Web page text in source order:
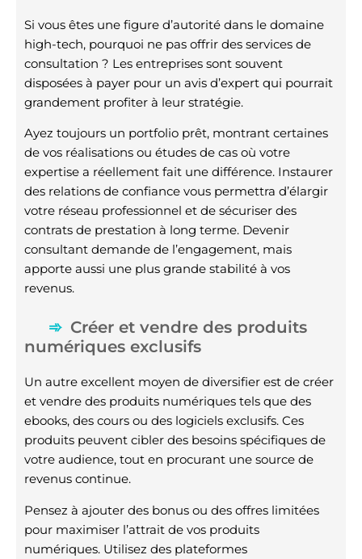
Si vous êtes une figure d’autorité dans le domaine
high-tech, pourquoi ne pas offrir des services de
consultation ? Les entreprises sont souvent
disposées à payer pour un avis d’expert qui pourrait
grandement profiter à leur stratégie.
Ayez toujours un portfolio prêt, montrant certaines
de vos réalisations ou études de cas où votre
expertise a réellement fait une différence. Instaurer
des relations de confiance vous permettra d’élargir
votre réseau professionnel et de sécuriser des
contrats de prestation à long terme. Devenir
consultant demande de l’engagement, mais
apporte aussi une plus grande stabilité à vos
revenus.
Créer et vendre des produits
numériques exclusifs
Un autre excellent moyen de diversifier est de créer
et vendre des produits numériques tels que des
ebooks, des cours ou des logiciels exclusifs. Ces
produits peuvent cibler des besoins spécifiques de
votre audience, tout en procurant une source de
revenus continue.
Pensez à ajouter des bonus ou des offres limitées
pour maximiser l’attrait de vos produits
numériques. Utilisez des plateformes